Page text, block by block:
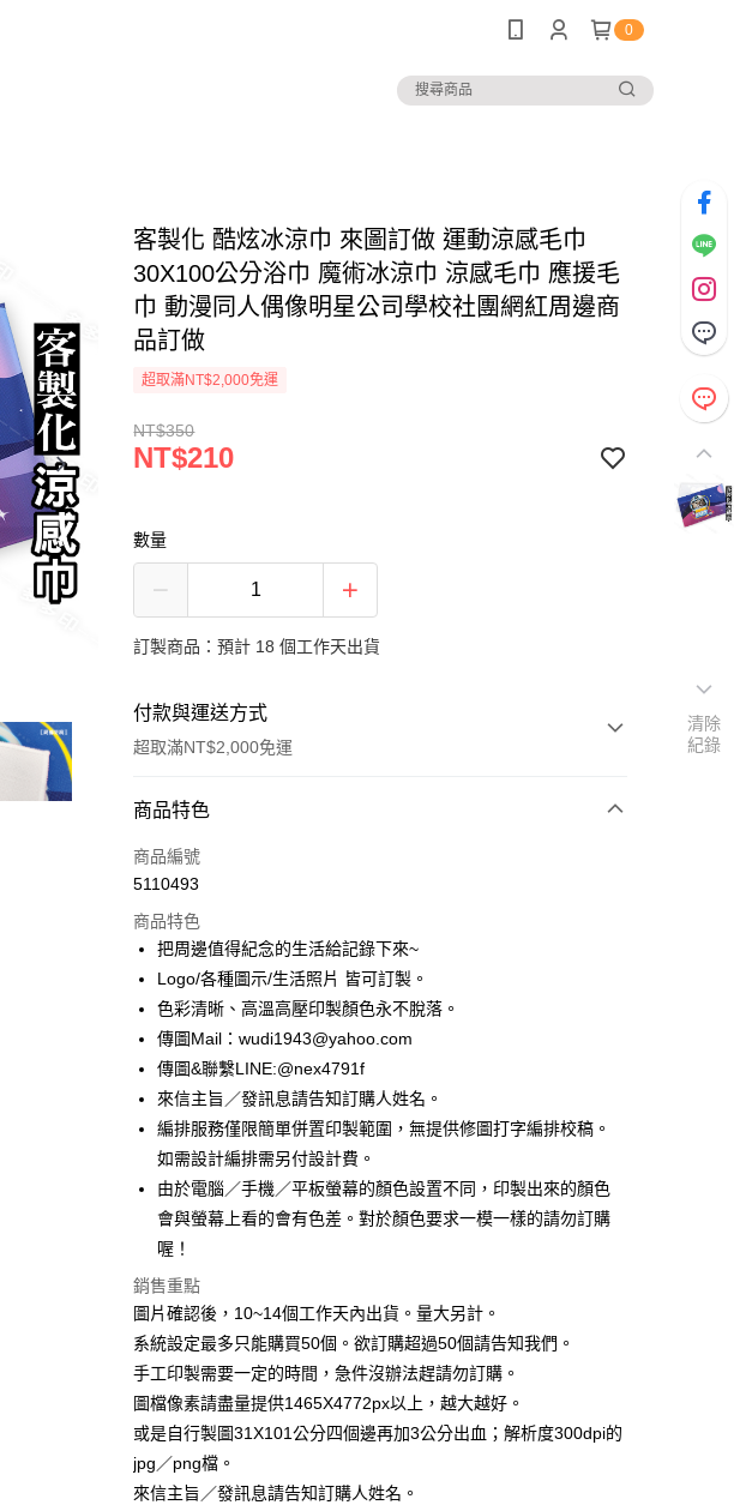
0
客製化 酷炫冰涼巾 來圖訂做 運動涼感毛巾
30X100公分浴巾 魔術冰涼巾 涼感毛巾 應援毛
巾 動漫同人偶像明星公司學校社團網紅周邊商
品訂做
超取滿NT$2,000免運
NT$350
NT$210
數量
訂製商品：預計 18 個工作天出貨
付款與運送方式
超取滿NT$2,000免運
付款方式
信用卡一次付款
LINE Pay
Apple Pay
街口支付
悠遊付
全盈+PAY
AFTEE先享後付
相關說明
【關於「AFTEE先享後付」】
便利好安心！
１．簡單：不需註冊會員、不需綁卡、不需儲值。
２．便利：只要手機號碼，簡訊認證，即可結帳。
３．安心：先確認商品／服務後，再付款。
【「AFTEE先享後付」結帳流程】
付」結帳頁面，進行簡訊認證並確認金額後，即可完成結帳。
２．訂單成立數日內，您將收到繳費通知簡訊。
３．收到繳費通知簡訊後14天內，點擊此簡訊中的連結，可透過四大超商
／ATM／網路銀行／等多元方式進行付款，方視為交易完成。
※ 請注意：結帳手續完成當下不需立刻繳費，但若您需要取消訂單，請聯
ATM付款
運送方式
全家付款取貨
每筆NT$65，滿NT$2,000(含以上)免運費
付款後全家取貨
每筆NT$65，滿NT$2,000(含以上)免運費
商品特色
商品編號
5110493
商品特色
把周邊值得紀念的生活給記錄下來~
Logo/各種圖示/生活照片 皆可訂製。
色彩清晰、高溫高壓印製顏色永不脫落。
傳圖Mail：wudi1943@yahoo.com
傳圖&聯繫LINE:@nex4791f
來信主旨／發訊息請告知訂購人姓名。
編排服務僅限簡單併置印製範圍，無提供修圖打字編排校稿。
如需設計編排需另付設計費。
由於電腦／手機／平板螢幕的顏色設置不同，印製出來的顏色
會與螢幕上看的會有色差。對於顏色要求一模一樣的請勿訂購
喔！
銷售重點
圖片確認後，10~14個工作天內出貨。量大另計。
系統設定最多只能購買50個。欲訂購超過50個請告知我們。
手工印製需要一定的時間，急件沒辦法趕請勿訂購。
圖檔像素請盡量提供1465X4772px以上，越大越好。
或是自行製圖31X101公分四個邊再加3公分出血；解析度300dpi的
jpg／png檔。
來信主旨／發訊息請告知訂購人姓名。
清除
紀錄